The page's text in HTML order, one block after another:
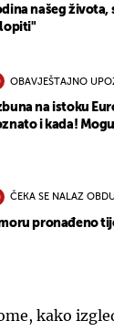
našeg života,
OBAVJEŠTAJNO
na istoku
i kada!
ČEKA SE NALAZ
pronađeno
kako